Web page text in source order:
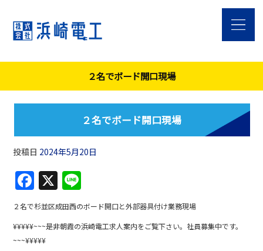
２名でボード開口現場
２名でボード開口現場
投稿日 2024年5月20日
F
a
c
e
X
n
e
２名で杉並区成田西のボード開口と外部器具付け業務現場
¥¥¥¥¥~~~是非朝霞の浜崎電工求人案内をご覧下さい。社員募集中です。
~~~¥¥¥¥¥